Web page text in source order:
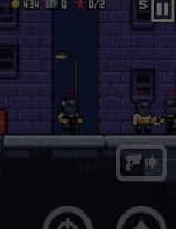
que concluímos o
campanha, em que
um santuário, o jogo
conquistas e
fantástico, e as
uma experiência
um tema distinto
seja uma alegria
só pode ser
já tem a Netflix, é